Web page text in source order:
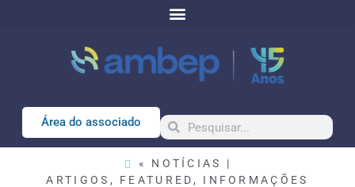
Área do associado
« NOTÍCIAS |
ARTIGOS , FEATURED , INFORMAÇÕES